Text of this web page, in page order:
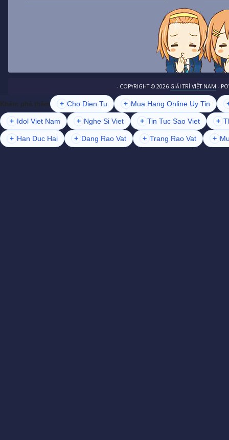
- COPYRIGHT © 2026 GIẢI TRÍ VIỆT NAM -
Khám phá thêm + Cho Dien Tu + Mua Hang Online Uy Tin
+ Idol Viet Nam + Nghe Si Viet + Tin Tuc Sao Viet +
+ Han Duc Hai + Dang Rao Vat + Trang Rao Vat +